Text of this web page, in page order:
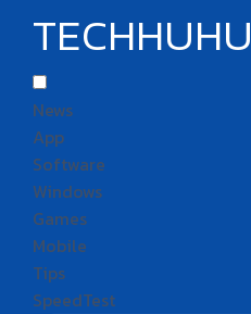
TECHHUHU
News
App
Software
Windows
Games
Mobile
Tips
SpeedTest